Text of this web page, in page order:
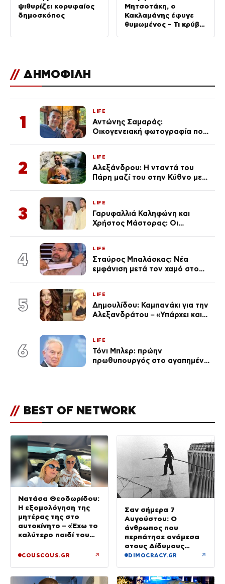
ψιθυρίζει κορυφαίος
δημοσκόπος
Μητσοτάκη, ο
Κακλαμάνης έφυγε
θυμωμένος – Τι κρύβει
// ΔΗΜΟΦΙΛΗ
1
LIFE
Αντώνης Σαμαράς:
Οικογενειακή φωτογραφία που
Λένας
2
LIFE
Αλεξάνδρου: Η νταντά του
Πάρη μαζί του στην Κύθνο με
3
LIFE
Γαρυφαλλιά Καληφώνη και
Χρήστος Μάστορας: Οι
απαρατήρητη
4
LIFE
Σταύρος Μπαλάσκας: Νέα
εμφάνιση μετά τον χαμό στο
5
LIFE
Δημουλίδου: Καμπανάκι για την
Αλεξανδράτου – «Υπάρχει και
6
LIFE
Τόνι Μπλερ: πρώην
πρωθυπουργός στο αγαπημένο
// BEST OF NETWORK
Νατάσα Θεοδωρίδου:
Η εξομολόγηση της
μητέρας της στο
αυτοκίνητο – «Έχω το
καλύτερο παιδί του
COUSCOUS.GR ↗
Σαν σήμερα 7
Αυγούστου: Ο
άνθρωπος που
περπάτησε ανάμεσα
στους Δίδυμους
Πύργους
DIMOCRACY.GR ↗